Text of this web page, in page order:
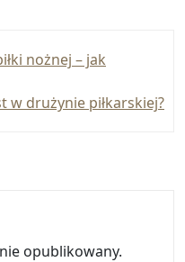
nożnej – jak
w drużynie piłkarskiej?
opublikowany.